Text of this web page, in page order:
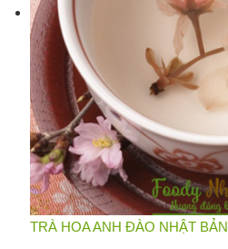
TRÀ HOA ANH ĐÀO NHẬT BẢN